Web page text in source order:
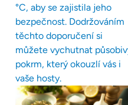
°C, aby se zajistila jeho
bezpečnost. Dodržováním
těchto doporučení si
můžete vychutnat
pokrm, který okouzlí vás i
vaše hosty.